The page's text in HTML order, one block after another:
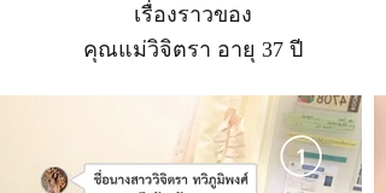
เรื่องราวของ
คุณแม่วิจิตรา อายุ 37 ปี